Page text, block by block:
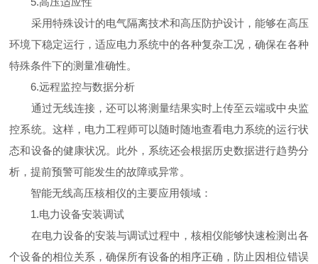
采用特殊设计的电气隔离技术和高压防护设计，能够在高压
环境下稳定运行，适应电力系统中的各种复杂工况，确保在各种
特殊条件下的测量准确性。
6.远程监控与数据分析
通过无线连接，还可以将测量结果实时上传至云端或中央监
控系统。这样，电力工程师可以随时随地查看电力系统的运行状
态和设备的健康状况。此外，系统还会根据历史数据进行趋势分
析，提前预警可能发生的故障或异常。
智能无线高压核相仪的主要应用领域：
1.电力设备安装调试
在电力设备的安装与调试过程中，核相仪能够快速检测出各
个设备的相位关系，确保所有设备的相序正确，防止因相位错误